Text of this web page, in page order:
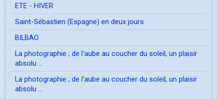
ETE - HIVER
Saint-Sébastien (Espagne) en deux jours
BILBAO
La photographie ; de l'aube au coucher du soleil, un plaisir
absolu ...
La photographie ; de l'aube au coucher du soleil, un plaisir
absolu ...